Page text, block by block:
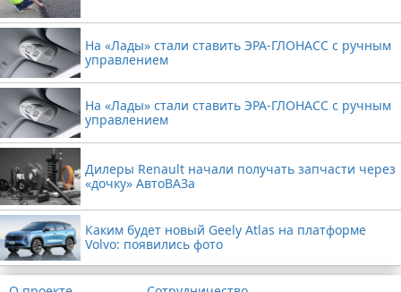
На «Лады» стали ставить ЭРА-ГЛОНАСС с ручным
управлением
На «Лады» стали ставить ЭРА-ГЛОНАСС с ручным
управлением
Дилеры Renault начали получать запчасти через
«дочку» АвтоВАЗа
Каким будет новый Geely Atlas на платформе
Volvo: появились фото